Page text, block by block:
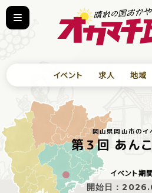
イベント 求人 地域
岡山県岡山市のイ
第３回 あん
イベント期
開始日：